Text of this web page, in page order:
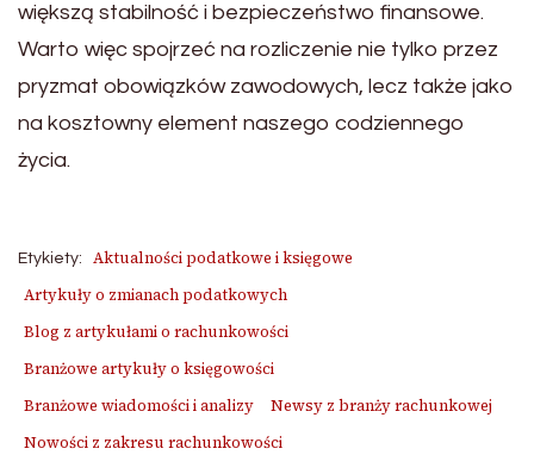
większą stabilność i bezpieczeństwo finansowe.
Warto więc spojrzeć na rozliczenie nie tylko przez
pryzmat obowiązków zawodowych, lecz także jako
na kosztowny element naszego codziennego
życia.
Etykiety:
Aktualności podatkowe i księgowe
Artykuły o zmianach podatkowych
Blog z artykułami o rachunkowości
Branżowe artykuły o księgowości
Branżowe wiadomości i analizy
Newsy z branży rachunkowej
Nowości z zakresu rachunkowości